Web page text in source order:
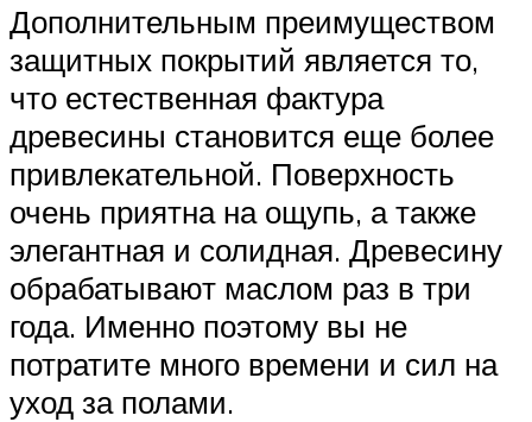
Дополнительным преимуществом
защитных покрытий является то,
что естественная фактура
древесины становится еще более
привлекательной. Поверхность
очень приятна на ощупь, а также
элегантная и солидная. Древесину
обрабатывают маслом раз в три
года. Именно поэтому вы не
потратите много времени и сил на
уход за полами.